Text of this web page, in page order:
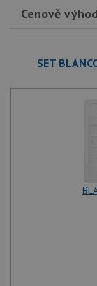
Cenově
SET